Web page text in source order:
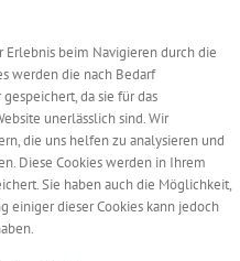
Erlebnis beim Navigieren durch die
werden die nach Bedarf
da sie für das
unerlässlich sind. Wir
die uns helfen zu analysieren und
Diese Cookies werden in Ihrem
Sie haben auch die Möglichkeit,
einiger dieser Cookies kann jedoch